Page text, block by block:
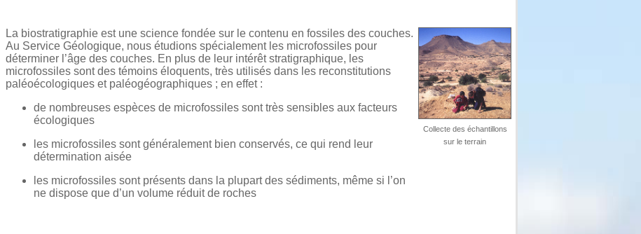
La biostratigraphie est une science fondée sur le contenu en fossiles des couches.
Au Service Géologique, nous étudions spécialement les microfossiles pour
déterminer l’âge des couches. En plus de leur intérêt stratigraphique, les
microfossiles sont des témoins éloquents, très utilisés dans les reconstitutions
paléoécologiques et paléogéographiques ; en effet :
de nombreuses espèces de microfossiles sont très sensibles aux facteurs
écologiques
les microfossiles sont généralement bien conservés, ce qui rend leur
détermination aisée
les microfossiles sont présents dans la plupart des sédiments, même si l’on
ne dispose que d’un volume réduit de roches
Collecte des échantillons
sur le terrain